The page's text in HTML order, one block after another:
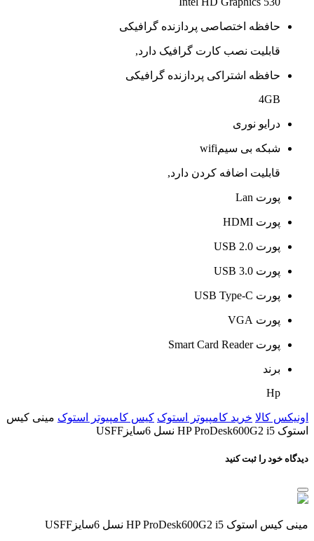
حافظه اختصاصی پردازنده گرافیکی
قابلیت نصب کارت گرافیک دارد,
حافظه اشتراکی پردازنده گرافیکی
4GB
درایو نوری
شبکه بی سیمwifi
قابلیت اضافه کردن دارد,
پورت Lan
پورت HDMI
پورت USB 2.0
پورت USB 3.0
پورت USB Type-C
پورت VGA
پورت Smart Card Reader
برند
Hp
اونیکس کالا خرید کامپیوتر استوک کیس کامپیوتر استوک مینی کیس
استوک HP ProDesk600G2 i5 نسل 6سایزUSFF
دیدگاه خود را ثبت کنید
مینی کیس استوک HP ProDesk600G2 i5 نسل 6سایزUSFF